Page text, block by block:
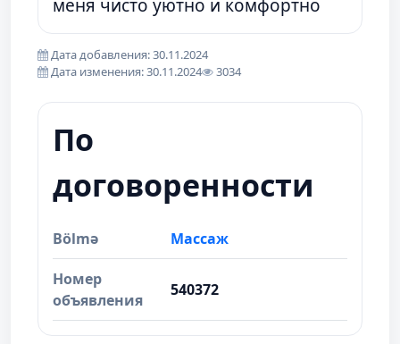
меня чисто уютно и комфортно
Дата добавления: 30.11.2024
Дата изменения: 30.11.2024
3034
По
договоренности
Bölmə Массаж
Номер
объявления
540372